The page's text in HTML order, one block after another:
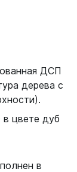
ДСП
дерева с
цвете дуб
в